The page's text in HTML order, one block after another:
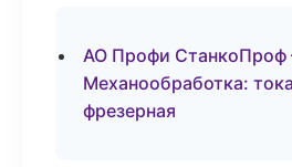
АО Профи
Механообработка:
фрезерная